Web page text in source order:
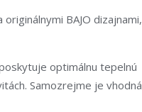
BAJO dizajnami,
optimálnu tepelnú
Samozrejme je vhodná